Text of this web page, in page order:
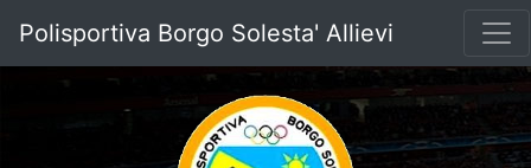
Polisportiva Borgo Solesta' Allievi